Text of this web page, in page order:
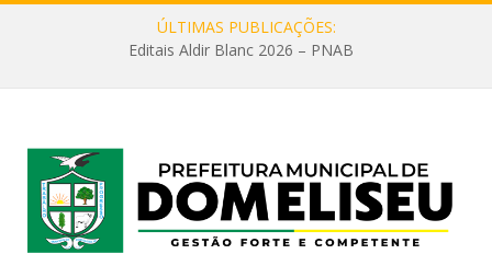
ÚLTIMAS PUBLICAÇÕES:
Editais Aldir Blanc 2026 – PNAB